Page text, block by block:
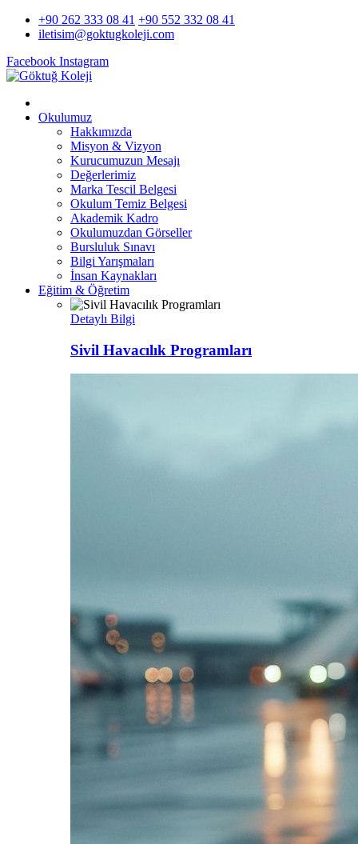
+90 262 333 08 41 +90 552 332 08 41
iletisim@goktugkoleji.com
Facebook Instagram
Okulumuz
Hakkımızda
Misyon & Vizyon
Kurucumuzun Mesajı
Değerlerimiz
Marka Tescil Belgesi
Okulum Temiz Belgesi
Akademik Kadro
Okulumuzdan Görseller
Bursluluk Sınavı
Bilgi Yarışmaları
İnsan Kaynakları
Eğitim & Öğretim
Detaylı Bilgi
Sivil Havacılık Programları